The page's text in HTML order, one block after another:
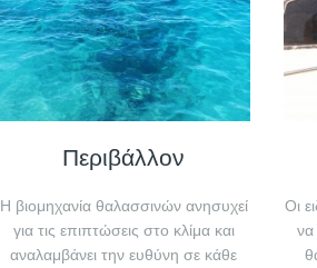
Περιβάλλον
Η βιομηχανία θαλασσινών ανησυχεί
για τις επιπτώσεις στο κλίμα και
αναλαμβάνει την ευθύνη σε κάθε
Οι
να